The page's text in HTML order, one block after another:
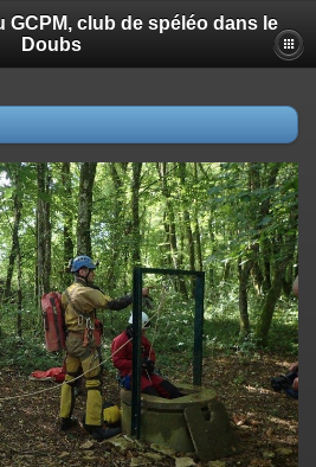
GCPM, club de spéléo dans le
Doubs